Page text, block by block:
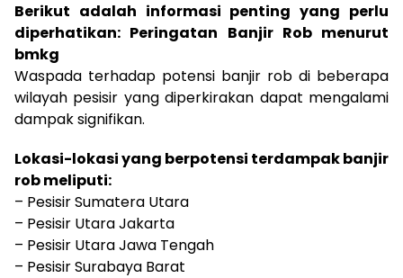
Berikut adalah informasi penting yang perlu
diperhatikan: Peringatan Banjir Rob menurut
bmkg
Waspada terhadap potensi banjir rob di beberapa
wilayah pesisir yang diperkirakan dapat mengalami
dampak signifikan.
Lokasi-lokasi yang berpotensi terdampak banjir
rob meliputi:
– Pesisir Sumatera Utara
– Pesisir Utara Jakarta
– Pesisir Utara Jawa Tengah
– Pesisir Surabaya Barat